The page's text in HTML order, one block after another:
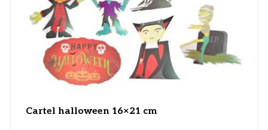
Cartel halloween 16×21 cm